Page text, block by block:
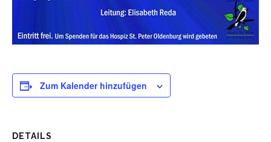
Zum Kalender hinzufügen
DETAILS